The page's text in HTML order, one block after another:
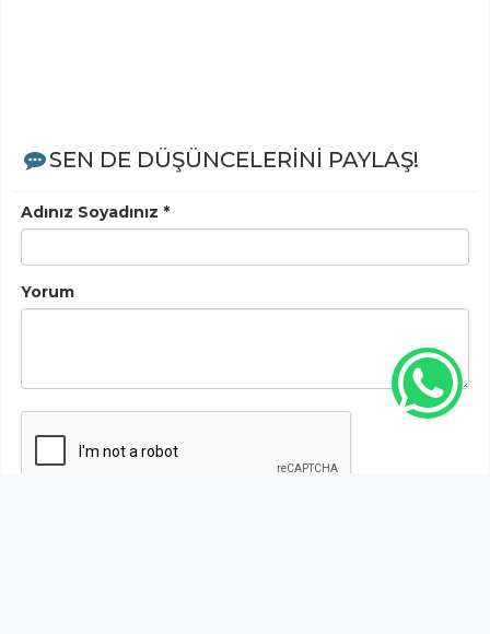
SEN DE DÜŞÜNCELERİNİ PAYLAŞ!
Adınız Soyadınız *
Yorum